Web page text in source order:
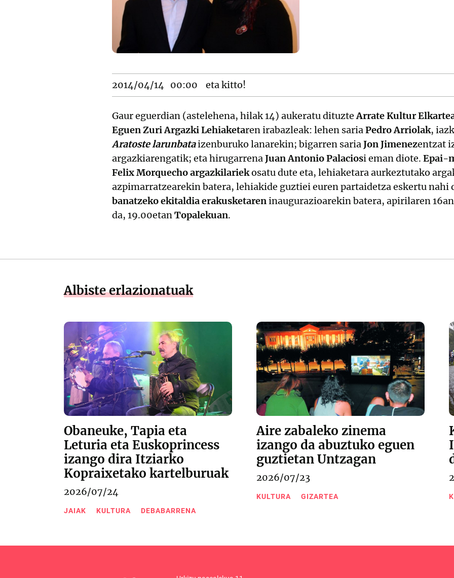
2014/04/14 00:00 eta kitto!
Gaur eguerdian (astelehena, hilak 14) aukeratu dituzteArrate Kultur
Eguen Zuri Argazki Lehiaketaren irabazleak: lehen sariaPedro Arriolak,
Aratoste larunbataizenburuko lanarekin; bigarren sariaJon Jimenezentzat
argazkiarengatik; eta hirugarrenaJuan Antonio Palaciosi eman diote. Epai-
Felix Morquecho argazkilariekosatu dute eta, lehiaketara aurkeztutako
azpimarratzearekin batera, lehiakide guztiei euren partaidetza eskertu nahi
banatzeko ekitaldia erakusketareninaugurazioarekin batera, apirilaren
da, 19.00etanTopalekuan.
Albiste erlazionatuak
Obaneuke, Tapia eta
Leturia eta Euskoprincess
izango dira Itziarko
Kopraixetako kartelburuak
2026/07/24
JAIAK KULTURA DEBABARRENA
Aire zabaleko zinema
izango da abuztuko eguen
guztietan Untzagan
2026/07/23
KULTURA GIZARTEA